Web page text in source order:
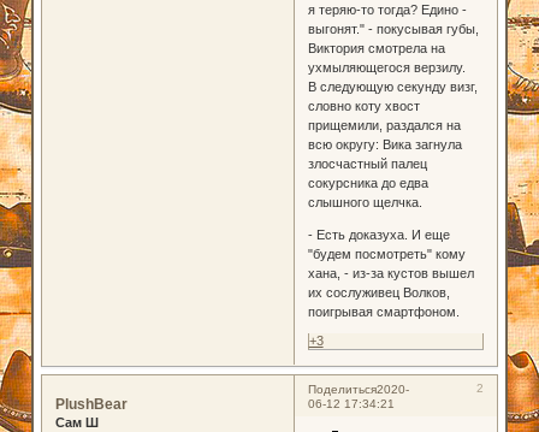
я теряю-то тогда? Едино -
выгонят." - покусывая губы,
Виктория смотрела на
ухмыляющегося верзилу.
В следующую секунду визг,
словно коту хвост
прищемили, раздался на
всю округу: Вика загнула
злосчастный палец
сокурсника до едва
слышного щелчка.
- Есть доказуха. И еще
"будем посмотреть" кому
хана, - из-за кустов вышел
их сослуживец Волков,
поигрывая смартфоном.
+3
Поделиться 2
2020-
06-12 17:34:21
PlushBear
Сам Ш